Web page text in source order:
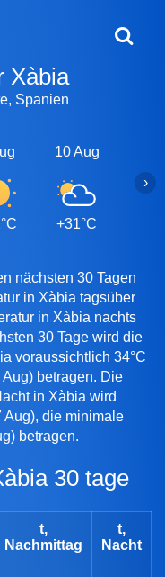
Xàbia
Spanien
10 Aug
+31°C
›
nächsten 30 Tagen
in Xàbia tagsüber
in Xàbia nachts
30 Tage wird die
voraussichtlich 34°C
betragen. Die
in Xàbia wird
Aug), die minimale
betragen.
30 tage
t,
Nachmittag
t,
Nacht